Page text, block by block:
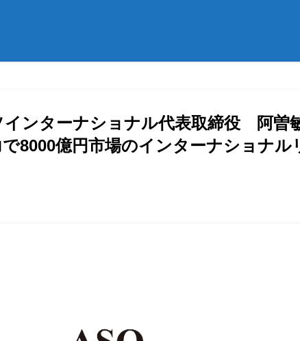
インターナショナル代表取締役 阿曽
8000億円市場のインターナショナル